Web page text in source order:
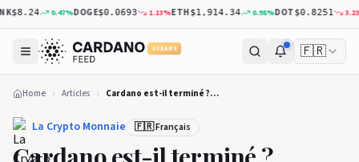
$8.24 0.47%DOGE$0.0693 1.13%ETH$1,914.34 0.98%DOT$0.8251 3.23%
5 YEARS 🇫🇷
Home Articles Cardano est-il terminé ? Charles Hoskinson met en garde contre une « vague d’échecs » – et sa propre communauté est furieuse - La Crypto Monnaie
La Crypto Monnaie 🇫🇷 Français